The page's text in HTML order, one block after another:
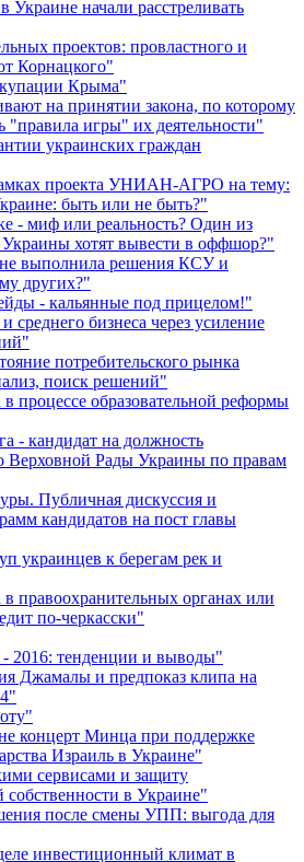
Украине начали расстреливать
проектов: провластного и
Корнацкого"
Крыма"
на принятии закона, по которому
"правила игры" их деятельности"
украинских граждан
проекта УНИАН-АГРО на тему:
быть или не быть?"
- миф или реальность? Один из
хотят вывести в оффшор?"
не выполнила решения КСУ и
других?"
- кальянные под прицелом!"
среднего бизнеса через усиление
потребительского рынка
поиск решений"
процессе образовательной реформы
- кандидат на должность
Верховной Рады Украины по правам
Публичная дискуссия и
кандидатов на пост главы
украинцев к берегам рек и
правоохранительных органах или
по-черкасски"
2016: тенденции и выводы"
Джамалы и предпоказ клипа на
концерт Минца при поддержке
Израиль в Украине"
сервисами и защиту
собственности в Украине"
после смены УПП: выгода для
инвестиционный климат в